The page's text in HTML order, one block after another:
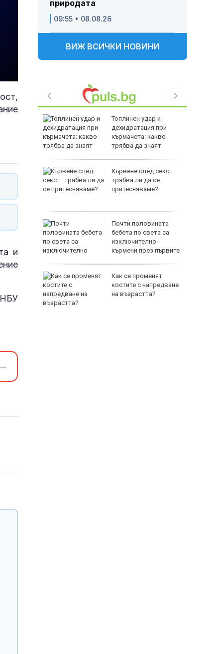
и
НБУ
природата
09:55 • 08.08.26
ВИЖ ВСИЧКИ НОВИНИ
на
и
Топлинен удар и
дехидратация при
кърмачета: какво
трябва да знаят
Кървене след секс –
трябва ли да се
притесняваме?
Почти половината
бебета по света са
изключително
кърмени през първите
Как се променят
костите с напредване
на възрастта?